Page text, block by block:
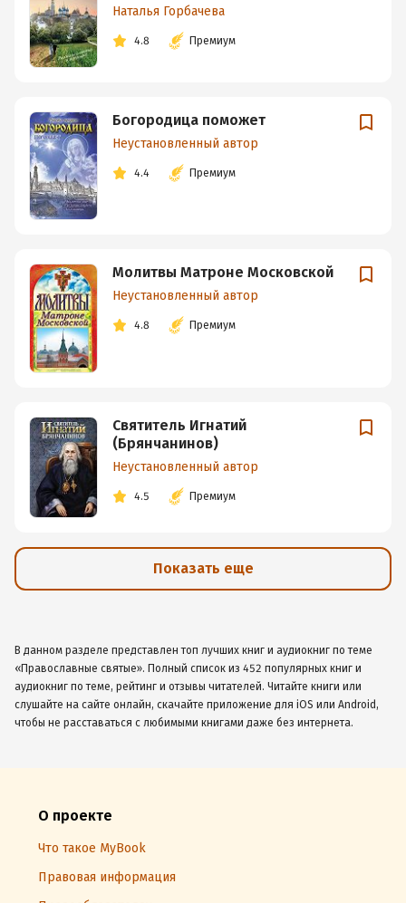
Наталья Горбачева
4.8 Премиум
Богородица поможет
Неустановленный автор
4.4 Премиум
Молитвы Матроне Московской
Неустановленный автор
4.8 Премиум
Святитель Игнатий
(Брянчанинов)
Неустановленный автор
4.5 Премиум
Показать еще
В данном разделе представлен топ лучших книг и аудиокниг по теме
«Православные святые». Полный список из 452 популярных книг и
аудиокниг по теме, рейтинг и отзывы читателей. Читайте книги или
слушайте на сайте онлайн, скачайте приложение для iOS или Android,
чтобы не расставаться с любимыми книгами даже без интернета.
О проекте
Что такое MyBook
Правовая информация